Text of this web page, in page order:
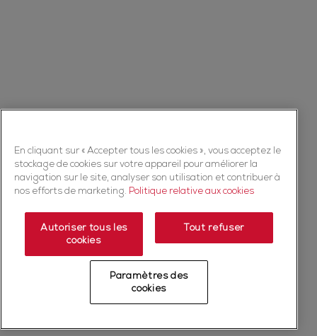
En cliquant sur « Accepter tous les cookies », vous acceptez le
stockage de cookies sur votre appareil pour améliorer la
navigation sur le site, analyser son utilisation et contribuer à
nos efforts de marketing. Politique relative aux cookies
Autoriser tous les
cookies
Tout refuser
Paramètres des
cookies